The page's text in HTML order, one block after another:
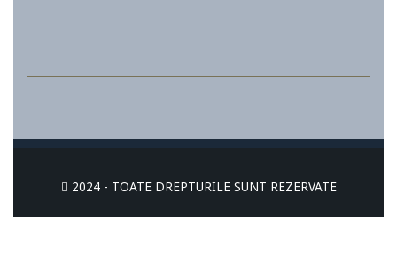
2024 - TOATE DREPTURILE SUNT REZERVATE